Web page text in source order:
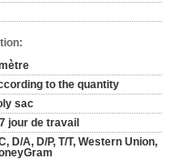
to the quantity
sac
jour de travail
D/A, D/P, T/T, Western Union,